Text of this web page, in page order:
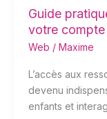
Guide
votre
Web / Maxime
L’accès aux
devenu
enfants et